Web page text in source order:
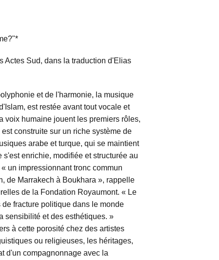
Actes Sud, dans la traduction d'Elias
et de l'harmonie, la musique
est restée avant tout vocale et
voix humaine jouent les premiers rôles,
construite sur un riche système de
arabe et turque, qui se maintient
enrichie, modifiée et structurée au
un impressionnant tronc commun
de Marrakech à Boukhara », rappelle
de la Fondation Royaumont. « Le
fracture politique dans le monde
sensibilité et des esthétiques. »
à cette porosité chez des artistes
ou religieuses, les héritages,
d'un compagnonnage avec la